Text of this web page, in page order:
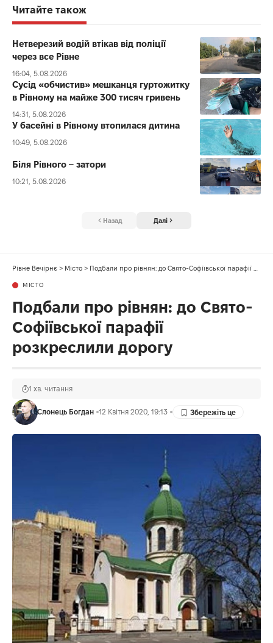
Читайте також
Нетверезий водій втікав від поліції
через все Рівне
16:04, 5.08.2026
Сусід «обчистив» мешканця гуртожитку
в Рівному на майже 300 тисяч гривень
14:31, 5.08.2026
У басейні в Рівному втопилася дитина
10:49, 5.08.2026
Біля Рівного – затори
10:21, 5.08.2026
Назад Далі
Рівне Вечірнє > Місто > Подбали про рівнян: до Свято-Софіївської парафії розкреслили дорогу
МІСТО
Подбали про рівнян: до Свято-
Софіївської парафії
розкреслили дорогу
Слонець Богдан 12 Квітня 2020, 19:13
1 хв. читання